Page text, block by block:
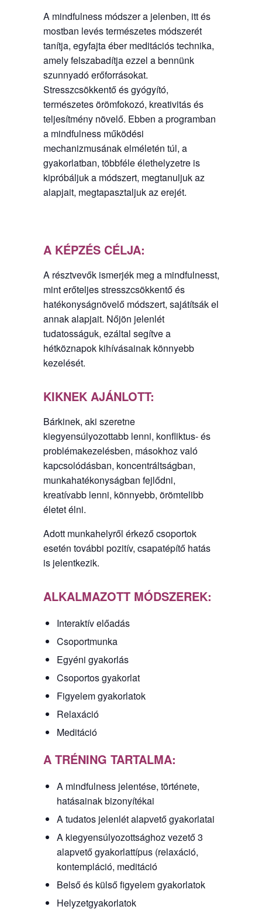
A mindfulness módszer a jelenben, itt és
mostban levés természetes módszerét
tanítja, egyfajta éber meditációs technika,
amely felszabadítja ezzel a bennünk
szunnyadó erőforrásokat.
Stresszcsökkentő és gyógyító,
természetes örömfokozó, kreativitás és
teljesítmény növelő. Ebben a programban
a mindfulness működési
mechanizmusának elméletén túl, a
gyakorlatban, többféle élethelyzetre is
kipróbáljuk a módszert, megtanuljuk az
alapjait, megtapasztaljuk az erejét.
A KÉPZÉS CÉLJA:
A résztvevők ismerjék meg a mindfulnesst,
mint erőteljes stresszcsökkentő és
hatékonyságnövelő módszert, sajátítsák el
annak alapjait. Nőjön jelenlét
tudatosságuk, ezáltal segítve a
hétköznapok kihívásainak könnyebb
kezelését.
KIKNEK AJÁNLOTT:
Bárkinek, aki szeretne
kiegyensúlyozottabb lenni, konfliktus- és
problémakezelésben, másokhoz való
kapcsolódásban, koncentráltságban,
munkahatékonyságban fejlődni,
kreatívabb lenni, könnyebb, örömtelibb
életet élni.
Adott munkahelyről érkező csoportok
esetén további pozitív, csapatépítő hatás
is jelentkezik.
ALKALMAZOTT MÓDSZEREK:
Interaktív előadás
Csoportmunka
Egyéni gyakorlás
Csoportos gyakorlat
Figyelem gyakorlatok
Relaxáció
Meditáció
A TRÉNING TARTALMA:
A mindfulness jelentése, története,
hatásainak bizonyítékai
A tudatos jelenlét alapvető gyakorlatai
A kiegyensúlyozottsághoz vezető 3
alapvető gyakorlattípus (relaxáció,
kontempláció, meditáció
Belső és külső figyelem gyakorlatok
Helyzetgyakorlatok